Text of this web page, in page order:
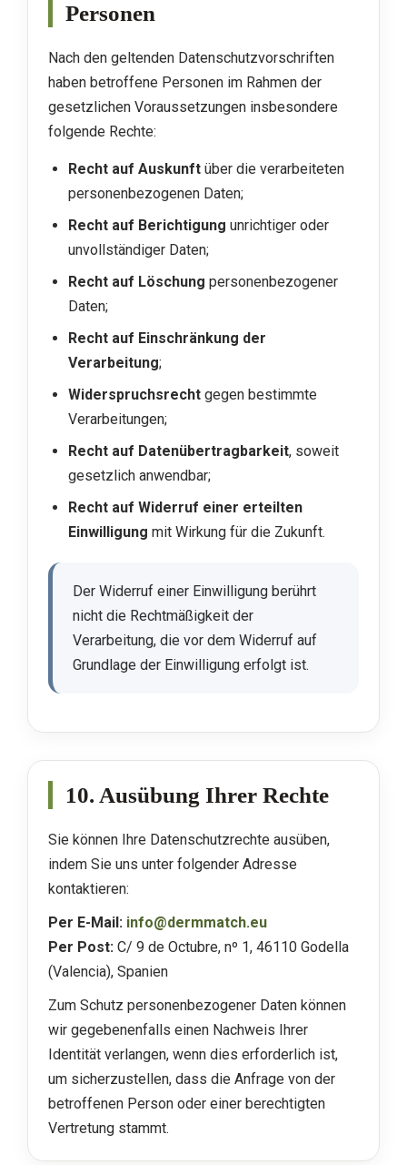
Personen
Nach den geltenden Datenschutzvorschriften
haben betroffene Personen im Rahmen der
gesetzlichen Voraussetzungen insbesondere
folgende Rechte:
Recht auf Auskunft über die verarbeiteten
personenbezogenen Daten;
Recht auf Berichtigung unrichtiger oder
unvollständiger Daten;
Recht auf Löschung personenbezogener
Daten;
Recht auf Einschränkung der
Verarbeitung;
Widerspruchsrecht gegen bestimmte
Verarbeitungen;
Recht auf Datenübertragbarkeit, soweit
gesetzlich anwendbar;
Recht auf Widerruf einer erteilten
Einwilligung mit Wirkung für die Zukunft.
Der Widerruf einer Einwilligung berührt
nicht die Rechtmäßigkeit der
Verarbeitung, die vor dem Widerruf auf
Grundlage der Einwilligung erfolgt ist.
10. Ausübung Ihrer Rechte
Sie können Ihre Datenschutzrechte ausüben,
indem Sie uns unter folgender Adresse
kontaktieren:
Per E-Mail: info@dermmatch.eu
Per Post: C/ 9 de Octubre, nº 1, 46110 Godella
(Valencia), Spanien
Zum Schutz personenbezogener Daten können
wir gegebenenfalls einen Nachweis Ihrer
Identität verlangen, wenn dies erforderlich ist,
um sicherzustellen, dass die Anfrage von der
betroffenen Person oder einer berechtigten
Vertretung stammt.